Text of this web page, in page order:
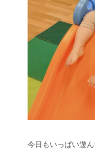
今日もいっぱい遊